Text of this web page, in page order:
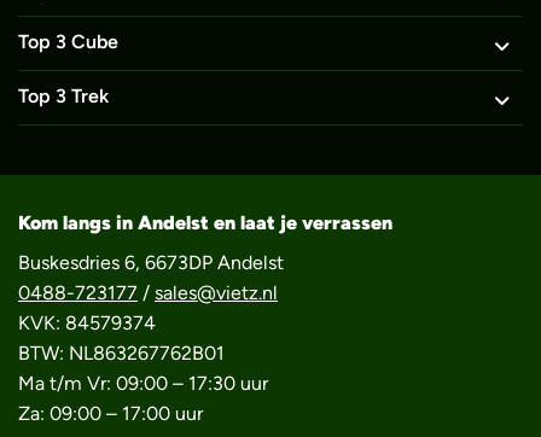
Top 3 Cube
Top 3 Trek
Kom langs in Andelst en laat je verrassen
Buskesdries 6, 6673DP Andelst
0488-723177 / sales@vietz.nl
KVK: 84579374
BTW: NL863267762B01
Ma t/m Vr: 09:00 – 17:30 uur
Za: 09:00 – 17:00 uur